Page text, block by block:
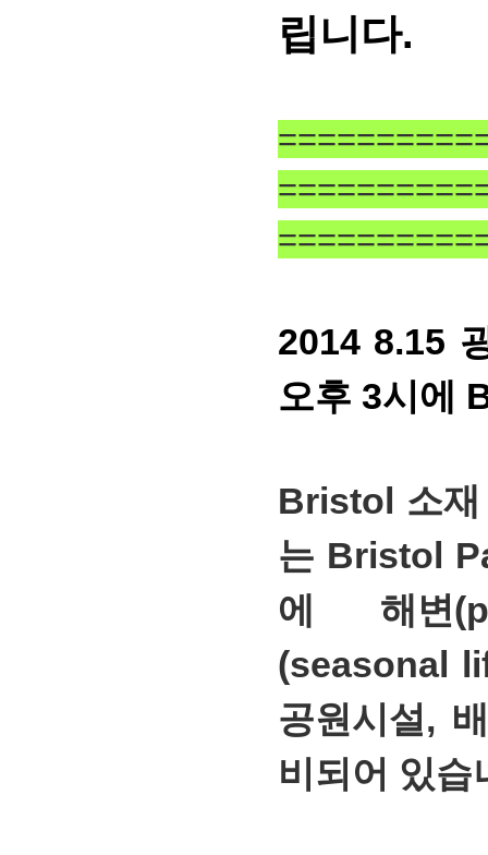
립니다.
2014 8.15
오후 3시 에
Bristol 소
는 Bristol
에 해변
(seasonal
공원시설,
비되어 있습